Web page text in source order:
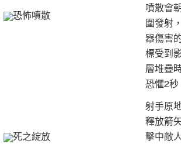
恐怖噴散
噴散會
圍發射
器傷害
標受到
層堆疊
恐懼2秒
死之綻放
射手原
釋放箭
擊中敵